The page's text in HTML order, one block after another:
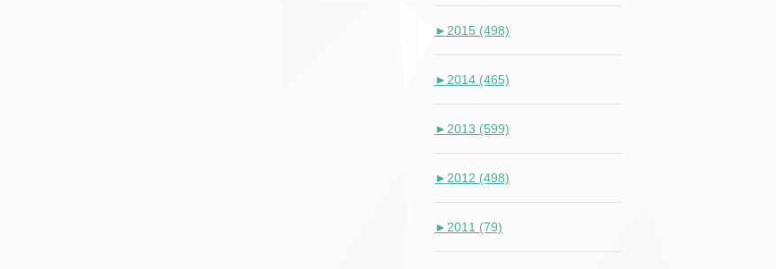
► 2015 (498)
► 2014 (465)
► 2013 (599)
► 2012 (498)
► 2011 (79)